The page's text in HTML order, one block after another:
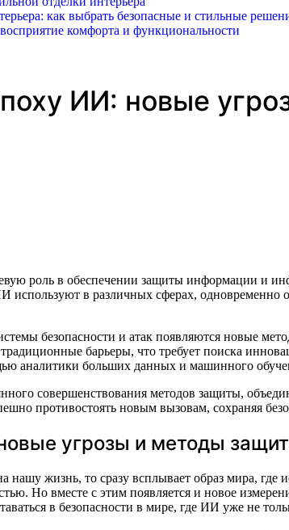
как выбрать безопасные и стильные
комфорта и функциональности
ИИ: новые
используют в различных сферах,
безопасности и атак появляются новые
барьеры, что требует поиска
аналитики больших данных и машинного
совершенствования методов защиты,
противостоять новым вызовам, сохраняя
угрозы и методы
жизнь, то сразу всплывает образ мира, где
Но вместе с этим появляется и новое
в безопасности в мире, где ИИ уже не